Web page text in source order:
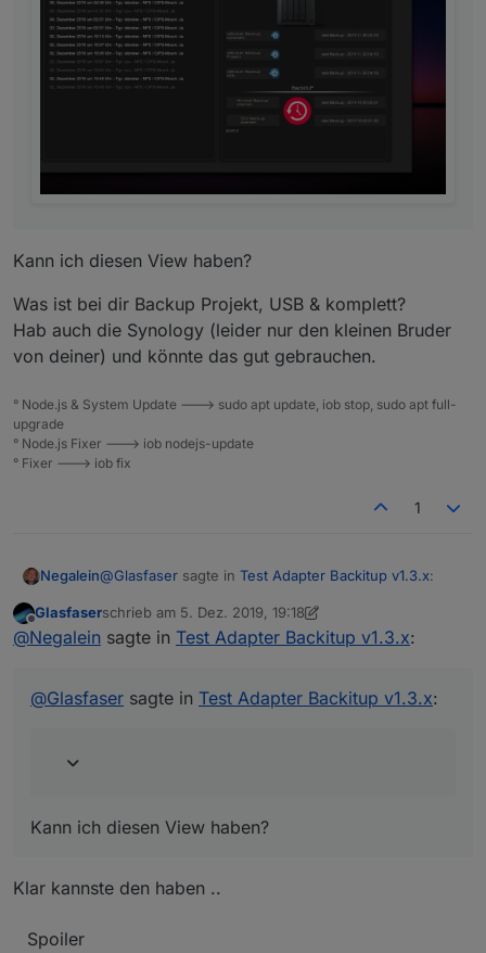
    {
        float:left !important;
        color:white !important;
        font-size:15px !important;
    }
.backup-type-komplett
        color:yellow !important;
        float:left !important;
        font-size:15px !important;
    }
Kann ich diesen View haben?
Was ist bei dir Backup Projekt, USB & komplett?
Hab auch die Synology (leider nur den kleinen Bruder
von deiner) und könnte das gut gebrauchen.
° Node.js & System Update ---> sudo apt update, iob stop, sudo apt full-
upgrade
° Node.js Fixer ---> iob nodejs-update
° Fixer ---> iob fix
1
Negalein@Glasfaser sagte in Test Adapter Backitup v1.3.x:
Was ist bei dir Backup Projekt, USB & komplett?
Offline
Glasfaserschrieb am 5. Dez. 2019, 19:18
zuletzt editiert von Glasfaser12. Mai 2019, 20:18
@Negalein sagte in Test Adapter Backitup v1.3.x:
@Glasfaser sagte in Test Adapter Backitup v1.3.x:
Kann ich diesen View haben?
Klar kannste den haben ..
Spoiler